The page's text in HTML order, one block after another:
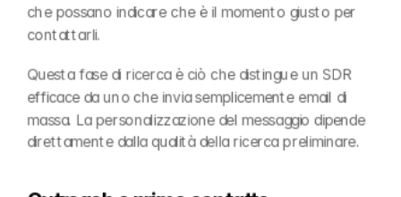
che possano indicare che è il momento giusto per
contattarli.
Questa fase di ricerca è ciò che distingue un SDR
efficace da uno che invia semplicemente email di
massa. La personalizzazione del messaggio dipende
direttamente dalla qualità della ricerca preliminare.